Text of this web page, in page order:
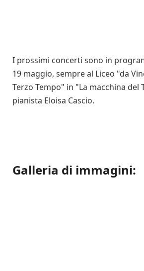
I prossimi concerti sono in
19 maggio, sempre al Liceo "da
Terzo Tempo" in "La macchina del
pianista Eloisa Cascio.
Galleria di immagini: